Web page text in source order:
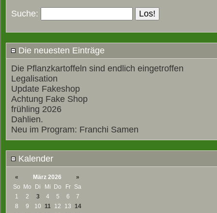
Suche:
Die neuesten Einträge
Die Pflanzkartoffeln sind endlich eingetroffen
Legalisation
Update Fakeshop
Achtung Fake Shop
frühling 2026
Dahlien.
Neu im Program: Franchi Samen
Kalender
« März 2026
»
So Mo Di Mi Do Fr
Sa
1
2 3 4 5 6
7
8
9 10 11 12 13 14